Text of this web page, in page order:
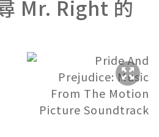
Mr. Right 的